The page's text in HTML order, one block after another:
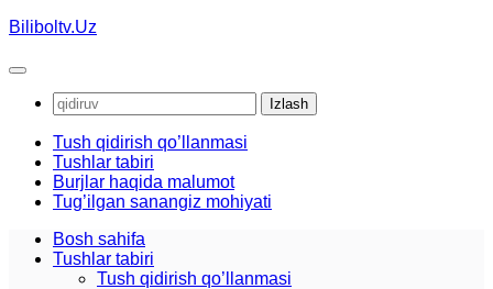
Skip
content
Biliboltv.Uz
Qidirshish:
Tush qidirish qo’llanmasi
Tushlar tabiri
Burjlar haqida malumot
Tug’ilgan sanangiz mohiyati
Bosh sahifa
Tushlar tabiri
Tush qidirish qo’llanmasi